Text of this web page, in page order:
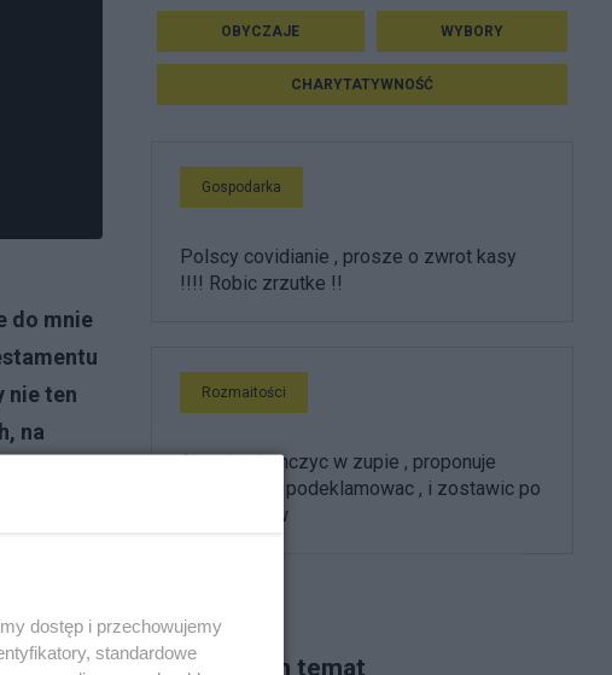
do mnie
nie ten
na
OBYCZAJE WYBORY
CHARYTATYWNOŚĆ
Gospodarka
Polscy covidianie , prosze o zwrot kasy
!!!! Robic zrzutke !!
Rozmaitości
Aby nie skonczyc w zupie , proponuje
pospiewac , podeklamowac , i zostawic po
sobie slad w
Piszą na ten temat
dostęp i przechowujemy
standardowe